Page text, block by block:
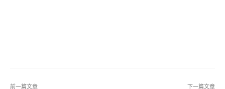
前一篇文章 下一篇文章